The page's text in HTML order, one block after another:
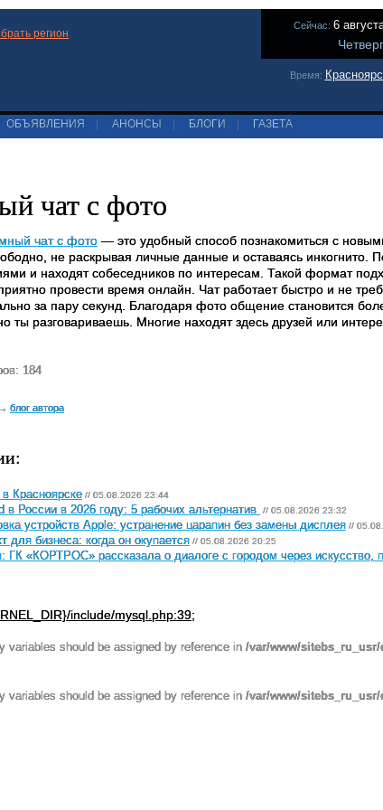
регион
Сейчас: 6
Четверг
Время:
ОБЪЯВЛЕНИЯ АНОНСЫ БЛОГИ ГАЗЕТА
чат с фото
чат с фото — это удобный способ познакомиться с
не раскрывая личные данные и оставаясь инкогнито.
и находят собеседников по интересам. Такой формат
провести время онлайн. Чат работает быстро и не
за пару секунд. Благодаря фото общение становится
ты разговариваешь. Многие находят здесь друзей или
184
→ блог автора
Красноярске // 05.08.2026 23:44
в России в 2026 году: 5 рабочих альтернатив // 05.08.2026 23:32
устройств Apple: устранение царапин без замены дисплея //
для бизнеса: когда он окупается // 05.08.2026 20:25
ГК «КОРТРОС» рассказала о диалоге с городом через искусство,
include/mysql.php:39;
variables should be assigned by reference in /var/www/
variables should be assigned by reference in /var/www/